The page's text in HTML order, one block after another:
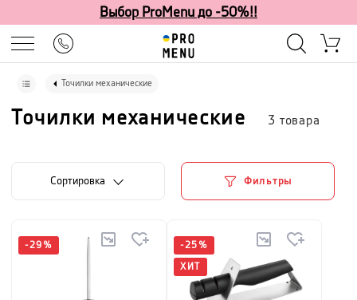
Выбор ProMenu до -50%!!
Точилки механические
Точилки механические 3 товара
Cортировка Фильтры
-29 % -25 %
ХИТ